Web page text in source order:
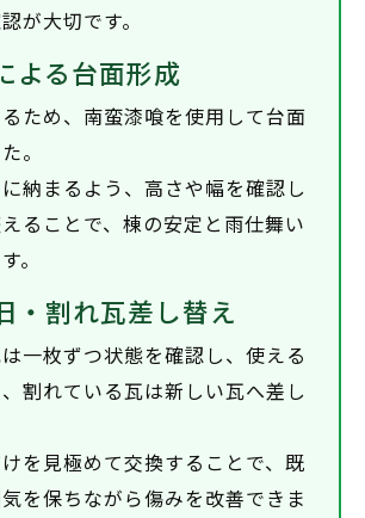
が大切です。
よる台面形成
ため、南蛮漆喰を使用して台面
。
納まるよう、高さや幅を確認し
ることで、棟の安定と雨仕舞い
。
・割れ瓦差し替え
一枚ずつ状態を確認し、使える
割れている瓦は新しい瓦へ差し
を見極めて交換することで、既
を保ちながら傷みを改善できま